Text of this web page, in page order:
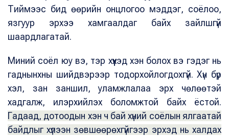
Тиймээс бид өөрийн онцлогоо мэддэг, соёлоо,
язгуур эрхээ хамгаалдаг байх зайлшгүй
шаардлагатай.
Миний соёл юу вэ, тэр хүүхэд хэн болох вэ гэдэг нь
гаднынхны шийдвэрээр тодорхойлогдохгүй. Хүн бүр
хэл, зан заншил, уламжлалаа эрх чөлөөтэй
хадгалж, илэрхийлэх боломжтой байх ёстой.
Гадаад, дотоодын хэн ч бай хүний соёлын ялгаатай
байдлыг хүлээн зөвшөөрөхгүйгээр эрхэд нь халдах